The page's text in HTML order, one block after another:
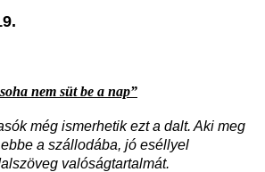
nem süt be a nap”
még ismerhetik ezt a dalt. Aki meg
a szállodába, jó eséllyel
valóságtartalmát.